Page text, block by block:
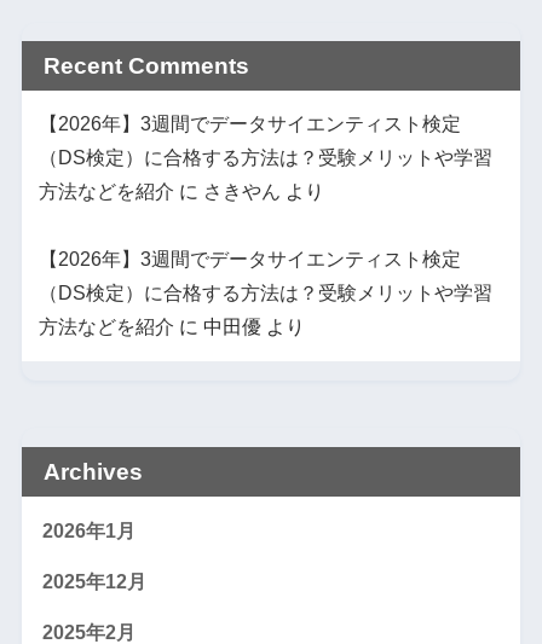
Recent Comments
【2026年】3週間でデータサイエンティスト検定
（DS検定）に合格する方法は？受験メリットや学習
方法などを紹介 に さきやん より
【2026年】3週間でデータサイエンティスト検定
（DS検定）に合格する方法は？受験メリットや学習
方法などを紹介 に 中田優より
Archives
2026年1月
2025年12月
2025年2月